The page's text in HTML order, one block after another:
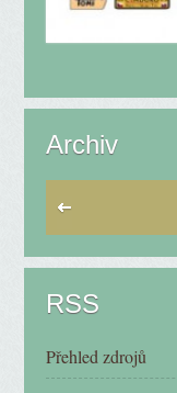
Archiv
RSS
Přehled zdrojů